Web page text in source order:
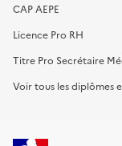
CAP AEPE
Licence Pro RH
Titre Pro Secrétaire
Voir tous les diplômes